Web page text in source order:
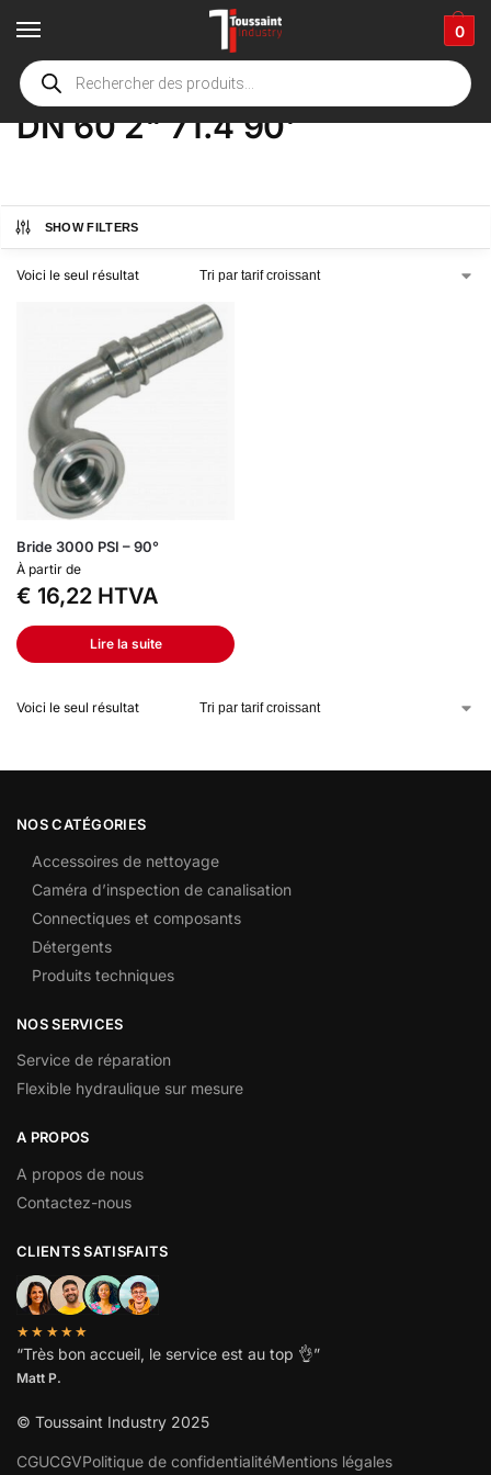
0
Accueil boutique / Product Options
DN 60 2" 71.4 90'
SHOW FILTERS
Voici le seul résultat
Bride 3000 PSI – 90°
À partir de
€ 16,22 HTVA
Lire la suite
Voici le seul résultat
NOS CATÉGORIES
Accessoires de nettoyage
Caméra d’inspection de canalisation
Connectiques et composants
Détergents
Produits techniques
NOS SERVICES
Service de réparation
Flexible hydraulique sur mesure
A PROPOS
A propos de nous
Contactez-nous
CLIENTS SATISFAITS
★★★★★
“Très bon accueil, le service est au top 👌”
Matt P.
© Toussaint Industry 2025
CGUCGVPolitique de confidentialitéMentions légales